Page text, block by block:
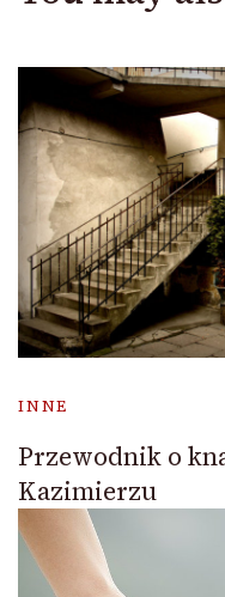
INNE
Przewodnik o
Kazimierzu